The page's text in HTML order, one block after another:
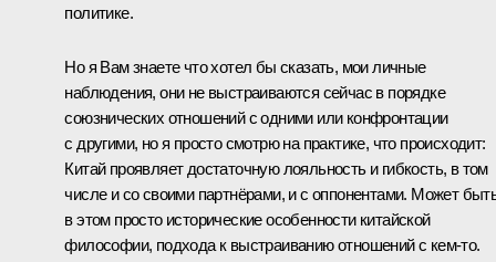
политике.
Но я Вам знаете что хотел бы сказать, мои личные
наблюдения, они не выстраиваются сейчас в порядке
союзнических отношений с одними или конфронтации
с другими, но я просто смотрю на практике, что происходит:
Китай проявляет достаточную лояльность и гибкость, в том
числе и со своими партнёрами, и с оппонентами. Может
в этом просто исторические особенности китайской
философии, подхода к выстраиванию отношений с кем‑то.